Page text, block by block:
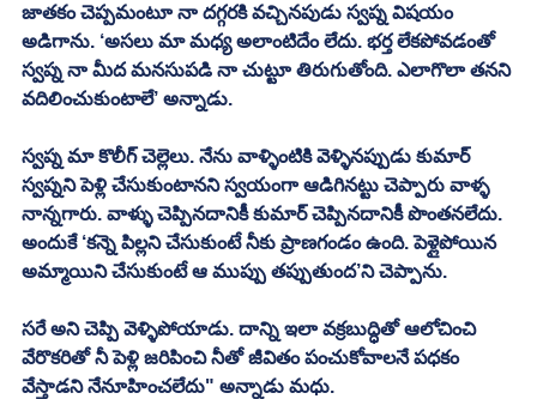
జాతకం చెప్పమంటూ నా దగ్గరకి వచ్చినపుడు స్వప్న విషయం
అడిగాను. ‘అసలు మా మధ్య అలాంటిదేం లేదు. భర్త లేకపోవడంతో
స్వప్న నా మీద మనసుపడి నా చుట్టూ తిరుగుతోంది. ఎలాగొలా తనని
వదిలించుకుంటాలే’ అన్నాడు.
స్వప్న మా కొలీగ్ చెల్లెలు. నేను వాళ్ళింటికి వెళ్ళినప్పుడు కుమార్
స్వప్నని పెళ్లి చేసుకుంటానని స్వయంగా ఆడిగినట్టు చెప్పారు వాళ్ళ
నాన్నగారు. వాళ్ళు చెప్పినదానికీ కుమార్ చెప్పినదానికీ పొంతనలేదు.
అందుకే ‘కన్నె పిల్లని చేసుకుంటే నీకు ప్రాణగండం ఉంది. పెళ్లైపోయిన
అమ్మాయిని చేసుకుంటే ఆ ముప్పు తప్పుతుంద’ని చెప్పాను.
సరే అని చెప్పి వెళ్ళిపోయాడు. దాన్ని ఇలా వక్రబుద్ధితో ఆలోచించి
వేరొకరితో నీ పెళ్లి జరిపించి నీతో జీవితం పంచుకోవాలనే పధకం
వేస్తాడని నేనూహించలేదు" అన్నాడు మధు.